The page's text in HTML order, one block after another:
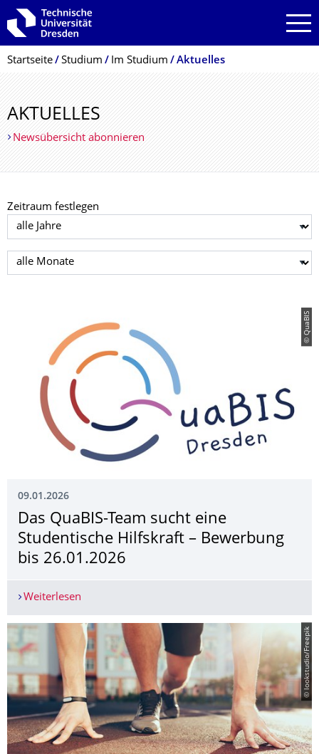
Zur Hauptnavigation springen
Zur Suche springen
Zum Inhalt springen
Breadcrumb-Menü
Startseite Studium Im Studium Aktuelles
AKTUELLES
Newsübersicht abonnieren
Zeitraum festlegen
Jahr auswählen
Monat auswählen
© QuaBIS
09.01.2026
Das QuaBIS-Team sucht eine
Studentische Hilfs­kraft – Bewerbung
bis 26.01.2026
Weiterlesen
© lookstudio/Freepik